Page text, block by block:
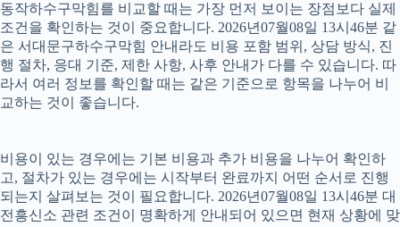
동작하수구막힘를 비교할 때는 가장 먼저 보이는 장점보다 실제
조건을 확인하는 것이 중요합니다. 2026년07월08일 13시46분 같
은 서대문구하수구막힘 안내라도 비용 포함 범위, 상담 방식, 진
행 절차, 응대 기준, 제한 사항, 사후 안내가 다를 수 있습니다. 따
라서 여러 정보를 확인할 때는 같은 기준으로 항목을 나누어 비
교하는 것이 좋습니다.
비용이 있는 경우에는 기본 비용과 추가 비용을 나누어 확인하
고, 절차가 있는 경우에는 시작부터 완료까지 어떤 순서로 진행
되는지 살펴보는 것이 필요합니다. 2026년07월08일 13시46분 대
전흥신소 관련 조건이 명확하게 안내되어 있으면 현재 상황에 맞